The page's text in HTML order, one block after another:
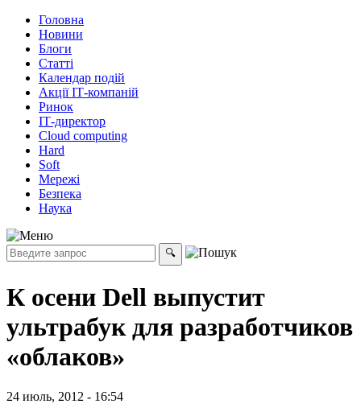
Головна
Новини
Блоги
Статті
Календар подій
Акції ІТ-компаній
Ринок
ІТ-директор
Cloud computing
Hard
Soft
Мережі
Безпека
Наука
К осени Dell выпустит
ультрабук для разработчиков
«облаков»
24 июль, 2012 - 16:54